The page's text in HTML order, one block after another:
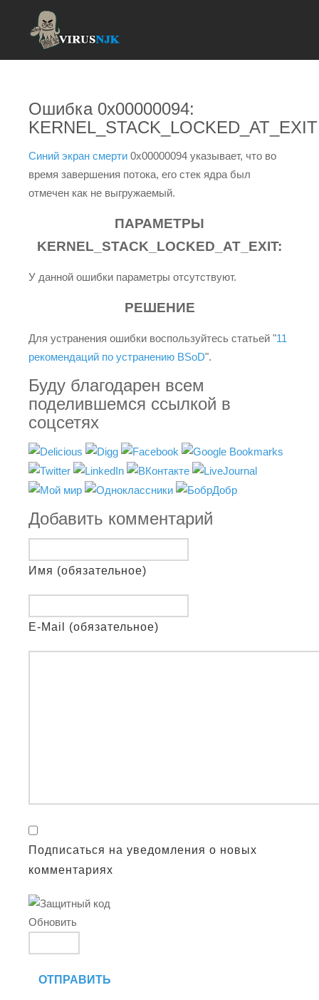
Ошибка 0x00000094:
KERNEL_STACK_LOCKED_AT_EXIT
Синий экран смерти 0x00000094 указывает, что во
время завершения потока, его стек ядра был
отмечен как не выгружаемый.
ПАРАМЕТРЫ
KERNEL_STACK_LOCKED_AT_EXIT:
У данной ошибки параметры отсутствуют.
РЕШЕНИЕ
Для устранения ошибки воспользуйтесь статьей "11
рекомендаций по устранению BSoD".
Буду благодарен всем
поделившемся ссылкой в
соцсетях
Добавить комментарий
Имя (обязательное)
E-Mail (обязательное)
Подписаться на уведомления о новых
комментариях
Обновить
ОТПРАВИТЬ